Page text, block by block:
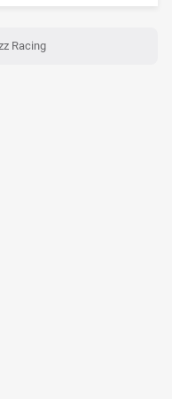
Racing